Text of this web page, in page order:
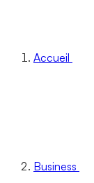
Accueil
Business